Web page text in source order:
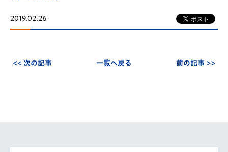
2019.02.26
<< 次の記事 一覧へ戻る 前の記事 >>